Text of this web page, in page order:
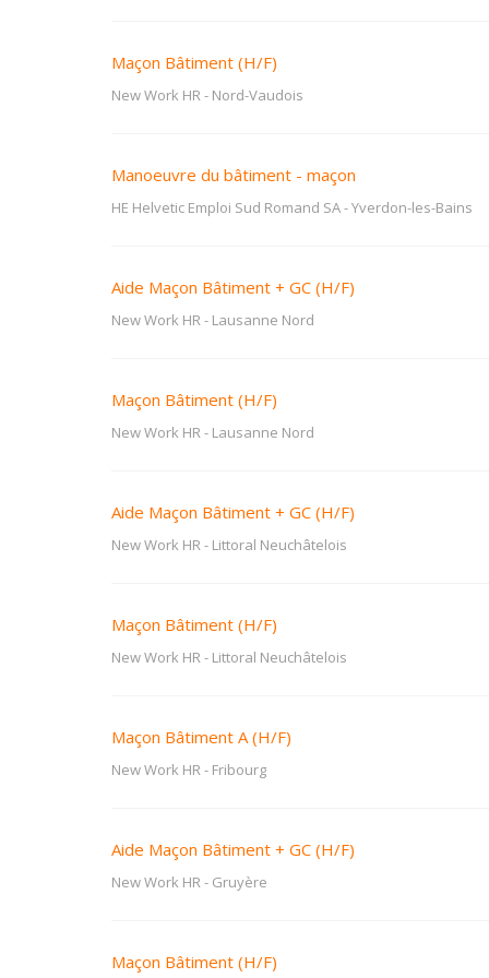
Maçon Bâtiment (H/F)
New Work HR- Nord-Vaudois
Manoeuvre du bâtiment - maçon
HE Helvetic Emploi Sud Romand SA-Yverdon-les-Bains
Aide Maçon Bâtiment + GC (H/F)
New Work HR- Lausanne Nord
Maçon Bâtiment (H/F)
New Work HR- Lausanne Nord
Aide Maçon Bâtiment + GC (H/F)
New Work HR- Littoral Neuchâtelois
Maçon Bâtiment (H/F)
New Work HR- Littoral Neuchâtelois
Maçon Bâtiment A (H/F)
New Work HR- Fribourg
Aide Maçon Bâtiment + GC (H/F)
New Work HR- Gruyère
Maçon Bâtiment (H/F)